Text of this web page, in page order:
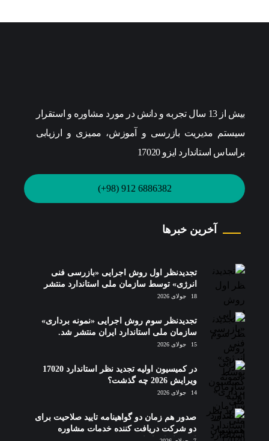
بیش از 13 سال تجربه و دانش در مورد مشاوره و استقرار
سیستم مدیریت بازرسی و آموزش، ممیزی و ارزیابی
براساس استاندارد ایزو 17020
6886382 912 (98+)
آخرین خبرها
تجدیدنظر اول روش اجرایی «بازرسی فنی
انرژی» توسط سازمان ملی استاندارد منتشر
شد.
18 جولای 2026
تجدیدنظر سوم روش اجرایی «نمونه برداری»
سازمان ملی استاندارد ایران منتشر شد.
15 جولای 2026
در کمیسیون اولیه تجدید نظر استاندارد 17020
ویرایش 2026 چه گذشت؟
14 جولای 2026
صدور هم زمان دو گواهینامه تایید صلاحیت برای
دو شرکت دریافت کننده خدمات مشاوره